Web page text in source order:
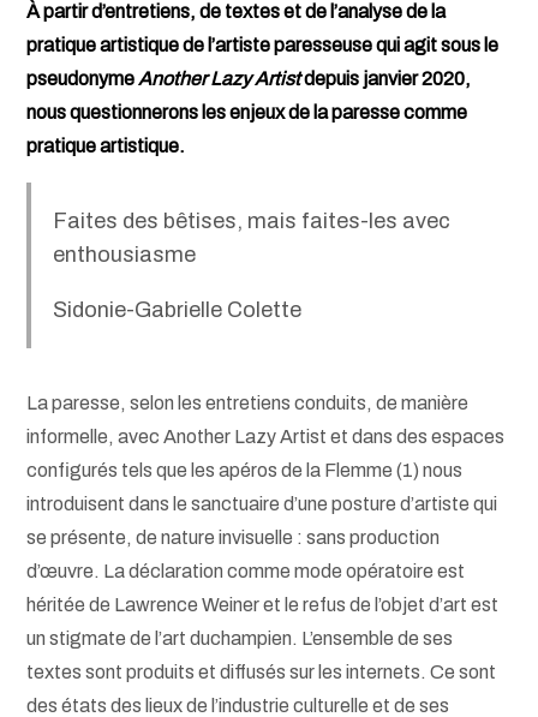
À partir d’entretiens, de textes et de l’analyse de la
pratique artistique de l’artiste paresseuse qui agit sous le
pseudonymeAnother Lazy Artistdepuis janvier 2020,
nous questionnerons les enjeux de la paresse comme
pratique artistique.
Faites des bêtises, mais faites-les avec
enthousiasme
Sidonie-Gabrielle Colette
La paresse, selon les entretiens conduits, de manière
informelle, avec Another Lazy Artist et dans des espaces
configurés tels que les apéros de la Flemme (1) nous
introduisent dans le sanctuaire d’une posture d’artiste qui
se présente, de nature invisuelle : sans production
d’œuvre. La déclaration comme mode opératoire est
héritée de Lawrence Weiner et le refus de l’objet d’art est
un stigmate de l’art duchampien. L’ensemble de ses
textes sont produits et diffusés sur les internets. Ce sont
des états des lieux de l’industrie culturelle et de ses